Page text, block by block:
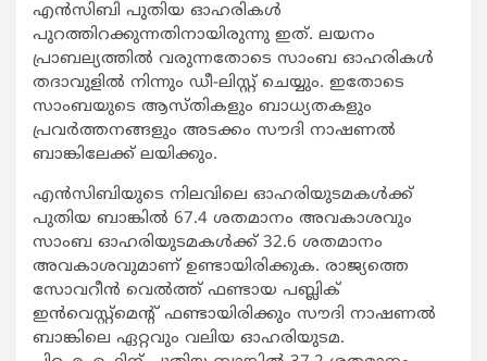
എന്‍സിബി പുതിയ ഓഹരികള്‍
പുറത്തിറക്കുന്നതിനായിരുന്നു ഇത്. ലയനം
പ്രാബല്യത്തില്‍ വരുന്നതോടെ സാംബ ഓഹരികള്‍
തദാവുളില്‍ നിന്നും ഡീ-ലിസ്റ്റ് ചെയ്യും. ഇതോടെ
സാംബയുടെ ആസ്തികളും ബാധ്യതകളും
പ്രവര്‍ത്തനങ്ങളും അടക്കം സൗദി നാഷണല്‍
ബാങ്കിലേക്ക് ലയിക്കും.
എന്‍സിബിയുടെ നിലവിലെ ഓഹരിയുടമകള്‍ക്ക്
പുതിയ ബാങ്കില്‍ 67.4 ശതമാനം അവകാശവും
സാംബ ഓഹരിയുടമകള്‍ക്ക് 32.6 ശതമാനം
അവകാശവുമാണ് ഉണ്ടായിരിക്കുക. രാജ്യത്തെ
സോവറീന്‍ വെല്‍ത്ത് ഫണ്ടായ പബ്ലിക്
ഇന്‍വെസ്റ്റ്‌മെന്റ് ഫണ്ടായിരിക്കും സൗദി നാഷണല്‍
ബാങ്കിലെ ഏറ്റവും വലിയ ഓഹരിയുടമ.